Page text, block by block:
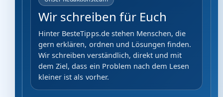
Wir schreiben für Euch
Hinter BesteTipps.de stehen Menschen, die
gern erklären, ordnen und Lösungen finden.
Wir schreiben verständlich, direkt und mit
dem Ziel, dass ein Problem nach dem Lesen
kleiner ist als vorher.